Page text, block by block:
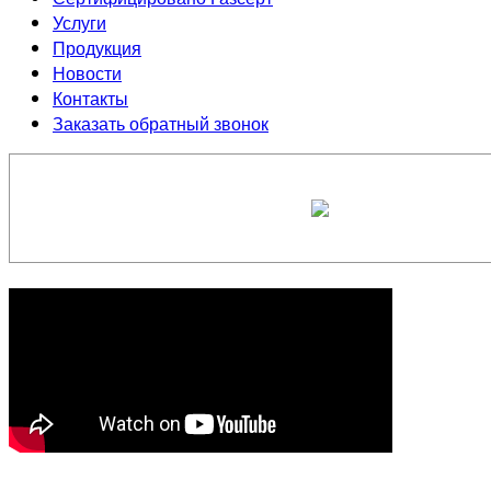
Услуги
Продукция
Новости
Контакты
Заказать обратный звонок